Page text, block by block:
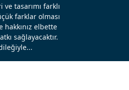
tasarımı farklı
farklar olması
elbette
sağlayacaktır.